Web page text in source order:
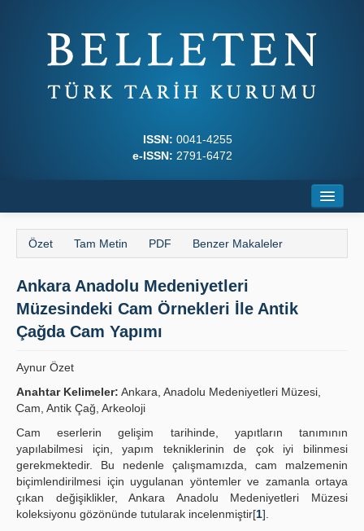
ISSN: 0041-4255
e-ISSN: 2791-6472
Hakkında
Dergi Kurulları
Yayın Politikaları
Kılavuzlar
İletişim
Özet Tam Metin PDF Benzer Makaleler
Ankara Anadolu Medeniyetleri
Müzesindeki Cam Örnekleri İle Antik
Çağda Cam Yapımı
Aynur Özet
Anahtar Kelimeler: Ankara, Anadolu Medeniyetleri Müzesi,
Cam, Antik Çağ, Arkeoloji
Cam eserlerin gelişim tarihinde, yapıtların tanımının
yapılabilmesi için, yapım tekniklerinin de çok iyi bilinmesi
gerekmektedir. Bu nedenle çalışmamızda, cam malzemenin
biçimlendirilmesi için uygulanan yöntemler ve zamanla ortaya
çıkan değişiklikler, Ankara Anadolu Medeniyetleri Müzesi
koleksiyonu gözönünde tutularak incelenmiştir[1].